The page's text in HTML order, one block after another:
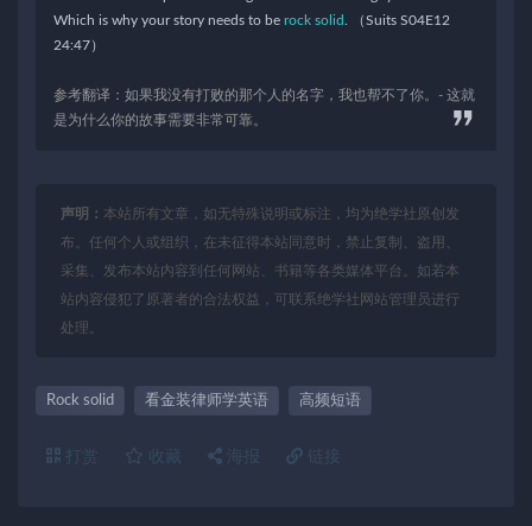
Which is why your story needs to be rock solid
. （Suits S04E12
24:47）
参考翻译：如果我没有打败的那个人的名字，我也帮不了你。- 这就
是为什么你的故事需要非常可靠。
声明： 本站所有文章，如无特殊说明或标注，均为绝学社原创发
布。任何个人或组织，在未征得本站同意时，禁止复制、盗用、
采集、发布本站内容到任何网站、书籍等各类媒体平台。如若本
站内容侵犯了原著者的合法权益，可联系绝学社网站管理员进行
处理。
Rock solid 看金装律师学英语 高频短语
打赏 收藏 海报 链接